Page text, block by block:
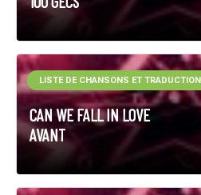
CAN WE FALL IN LOVE
AVANT
LISTE DE CHANSONS ET